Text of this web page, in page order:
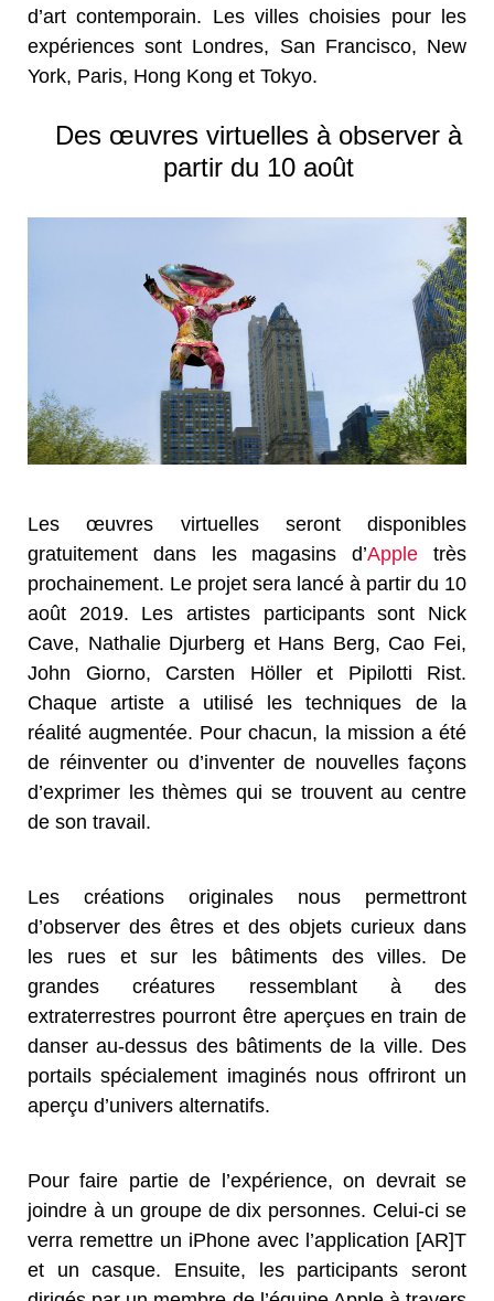
d’art contemporain. Les villes choisies pour les
expériences sont Londres, San Francisco, New
York, Paris, Hong Kong et Tokyo.
Des œuvres virtuelles à observer à
partir du 10 août
Les œuvres virtuelles seront disponibles
gratuitement dans les magasins d’Apple très
prochainement. Le projet sera lancé à partir du 10
août 2019. Les artistes participants sont Nick
Cave, Nathalie Djurberg et Hans Berg, Cao Fei,
John Giorno, Carsten Höller et Pipilotti Rist.
Chaque artiste a utilisé les techniques de la
réalité augmentée. Pour chacun, la mission a été
de réinventer ou d’inventer de nouvelles façons
d’exprimer les thèmes qui se trouvent au centre
de son travail.
Les créations originales nous permettront
d’observer des êtres et des objets curieux dans
les rues et sur les bâtiments des villes. De
grandes créatures ressemblant à des
extraterrestres pourront être aperçues en train de
danser au-dessus des bâtiments de la ville. Des
portails spécialement imaginés nous offriront un
aperçu d’univers alternatifs.
Pour faire partie de l’expérience, on devrait se
joindre à un groupe de dix personnes. Celui-ci se
verra remettre un iPhone avec l’application [AR]T
et un casque. Ensuite, les participants seront